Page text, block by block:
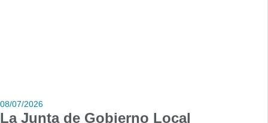
08/07/2026
La Junta de Gobierno Local